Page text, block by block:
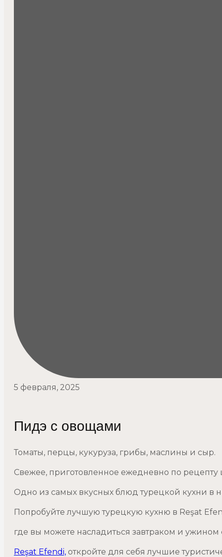
5 февраля, 2025
Пидэ с овощами
Томаты, перцы, кукуруза, грибы, маслины и сыр.
Свежее, приготовленное ежедневно по
Одно из самых вкусных блюд турецкой кухни в
Попробуйте лучшую турецкую кухню в Reşat
где вы можете насладиться завтраком и
Reşat Efendi, откройте для себя лучшие